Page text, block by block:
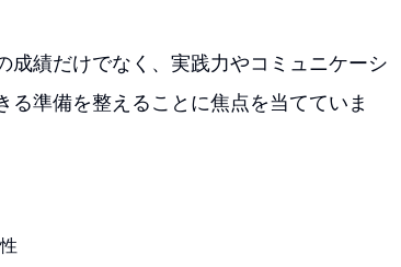
成績だけでなく、実践力やコミュニケーシ
る準備を整えることに焦点を当てていま